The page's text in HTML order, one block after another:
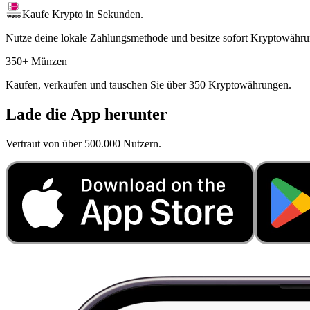
Kaufe Krypto in Sekunden.
Nutze deine lokale Zahlungsmethode und besitze sofort
350+ Münzen
Kaufen, verkaufen und tauschen Sie über 350 Kryptowährungen.
Lade die App herunter
Vertraut von über 500.000 Nutzern.